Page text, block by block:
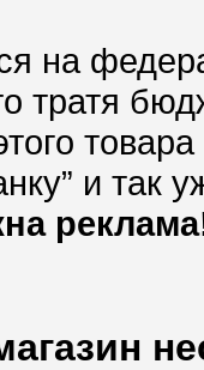
на
тратя
и так